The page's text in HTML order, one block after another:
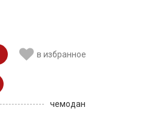
в избранное
чемодан